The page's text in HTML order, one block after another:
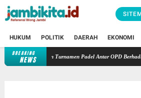
HUKUM POLITIK DAERAH EKONOMI
BREAKING
NEWS
Jambi Adakan Turnamen Padel Antar OPD Berhadiah